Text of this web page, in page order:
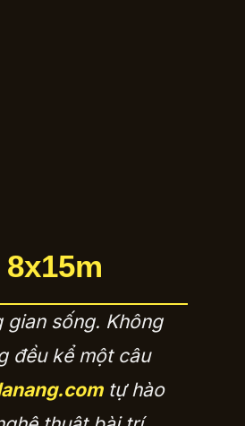
gian sống. Không
đều kể một câu
tự hào